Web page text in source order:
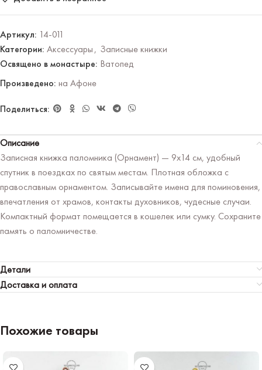
Артикул: 14-011
Категории: Аксессуары, Записные книжки
Освящено в монастыре: Ватопед
Произведено: на Афоне
Поделиться:
Описание
Записная книжка паломника (Орнамент) — 9х14 см, удобный
спутник в поездках по святым местам. Плотная обложка с
православным орнаментом. Записывайте имена для поминовения,
впечатления от храмов, контакты духовников, чудесные случаи.
Компактный формат помещается в кошелек или сумку. Сохраните
память о паломничестве.
Детали
Доставка и оплата
Похожие товары